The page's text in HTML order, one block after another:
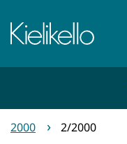
sisältöön
Etusivu
2000 2/2000